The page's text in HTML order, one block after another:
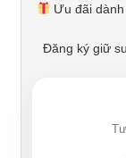
Ưu đãi
Đăng ký giữ